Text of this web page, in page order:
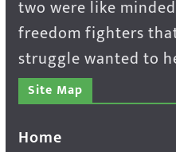
two were like
freedom fighters
struggle wanted to
Site Map
Home